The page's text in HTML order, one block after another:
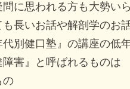
に思われる方も大勢い
長いお話や解剖学のお
別健口塾』の講座の低
害』と呼ばれるものは
の